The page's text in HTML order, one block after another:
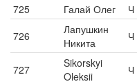
725
Галай Олег Ч
726
Лапушкин
Никита
Ч
727
Sikorskyi
Oleksii
Ч